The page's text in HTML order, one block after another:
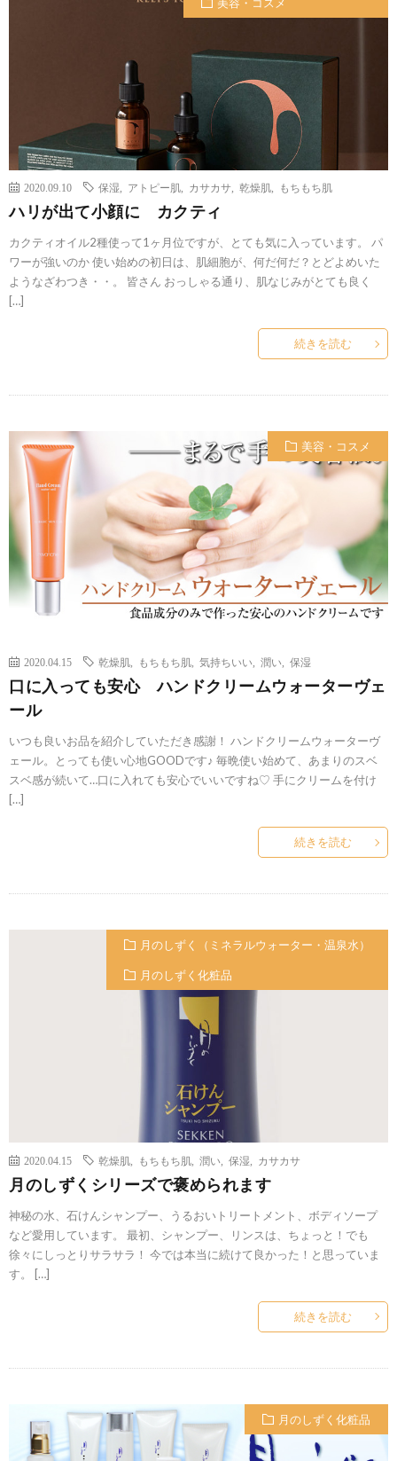
2020.09.10 保湿 アトピー肌 カサカサ 乾燥肌 もちもち肌
ハリが出て小顔に カクティ
カクティオイル2種使って1ヶ月位ですが、とても気に入っています。 パ
ワーが強いのか 使い始めの初日は、肌細胞が、何だ何だ？とどよめいた
ようなざわつき・・。 皆さん おっしゃる通り、肌なじみがとても良く
[…]
続きを読む
美容・コスメ
2020.04.15 乾燥肌 もちもち肌 気持ちいい 潤い 保湿
口に入っても安心 ハンドクリームウォーターヴェ
ール
いつも良いお品を紹介していただき感謝！ ハンドクリームウォーターヴ
ェール。とっても使い心地GOODです♪ 毎晩使い始めて、あまりのスベ
スベ感が続いて…口に入れても安心でいいですね♡ 手にクリームを付け
[…]
続きを読む
月のしずく（ミネラルウォーター・温泉水）
月のしずく化粧品
2020.04.15 乾燥肌 もちもち肌 潤い 保湿 カサカサ
月のしずくシリーズで褒められます
神秘の水、石けんシャンプー、うるおいトリートメント、ボディソープ
など愛用しています。 最初、シャンプー、リンスは、ちょっと！でも
徐々にしっとりサラサラ！ 今では本当に続けて良かった！と思っていま
す。 […]
続きを読む
月のしずく化粧品